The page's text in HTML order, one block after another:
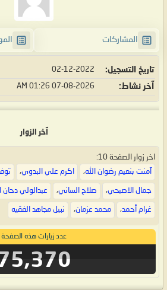
المشاركات
تاريخ التسجيل 02-12-2022
آخر نشاط 07-08-2026
01:26 AM
آخر الزوار
اخر زوار الصفحة 10:
آمنت بنعيم رضوان الله، اكرم علي البدوي،
جمال الاصبحي، صلاح الساني، عبدالولي دحان
غرام أحمد، محمد عزمان، نبيل مجاهد الفقيه
عدد زيارات هذه الصفحة